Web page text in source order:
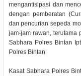
mengantisipasi dan
dengan pemberatan
dan pencurian sepeda
jam-jam rawan, terutama
Sabhara Polres Bintan
Polres Bintan
Kasat Sabhara Polres